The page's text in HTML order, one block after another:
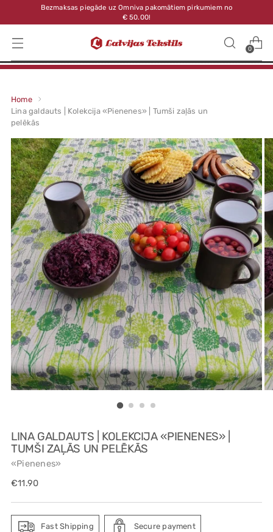
Bezmaksas piegāde uz Omniva pakomātiem pirkumiem no
€ 50.00!
0
Home
Lina galdauts | Kolekcija «Pienenes» | Tumši zaļās un
pelēkās
LINA GALDAUTS | KOLEKCIJA «PIENENES» |
TUMŠI ZAĻĀS UN PELĒKĀS
«Pienenes»
Regular
€11.90
Fast Shipping Secure payment